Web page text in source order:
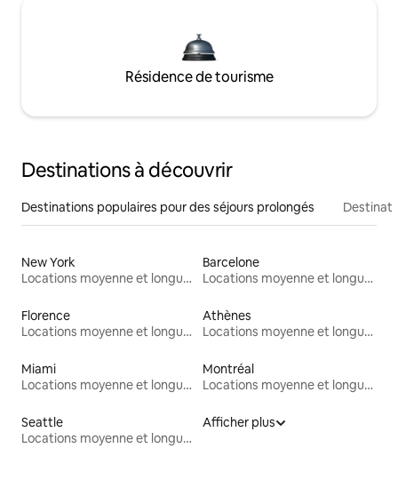
Résidence de tourisme
Destinations à découvrir
Destinations populaires pour des séjours prolongés
New York
Locations moyenne et longue durée
Barcelone
Locations moyenne et longue durée
Florence
Locations moyenne et longue durée
Athènes
Locations moyenne et longue durée
Miami
Locations moyenne et longue durée
Montréal
Locations moyenne et longue durée
Seattle
Locations moyenne et longue durée
Afficher plus